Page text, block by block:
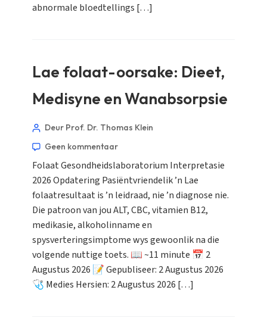
abnormale bloedtellings […]
Lae folaat-oorsake: Dieet,
Medisyne en Wanabsorpsie
Deur Prof. Dr. Thomas Klein
Geen kommentaar
Folaat Gesondheidslaboratorium Interpretasie
2026 Opdatering Pasiëntvriendelik ’n Lae
folaatresultaat is ’n leidraad, nie ’n diagnose nie.
Die patroon van jou ALT, CBC, vitamien B12,
medikasie, alkoholinname en
spysverteringsimptome wys gewoonlik na die
volgende nuttige toets. 📖 ~11 minute 📅 2
Augustus 2026 📝 Gepubliseer: 2 Augustus 2026
🩺 Medies Hersien: 2 Augustus 2026 […]